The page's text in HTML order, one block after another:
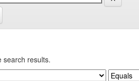
search results.